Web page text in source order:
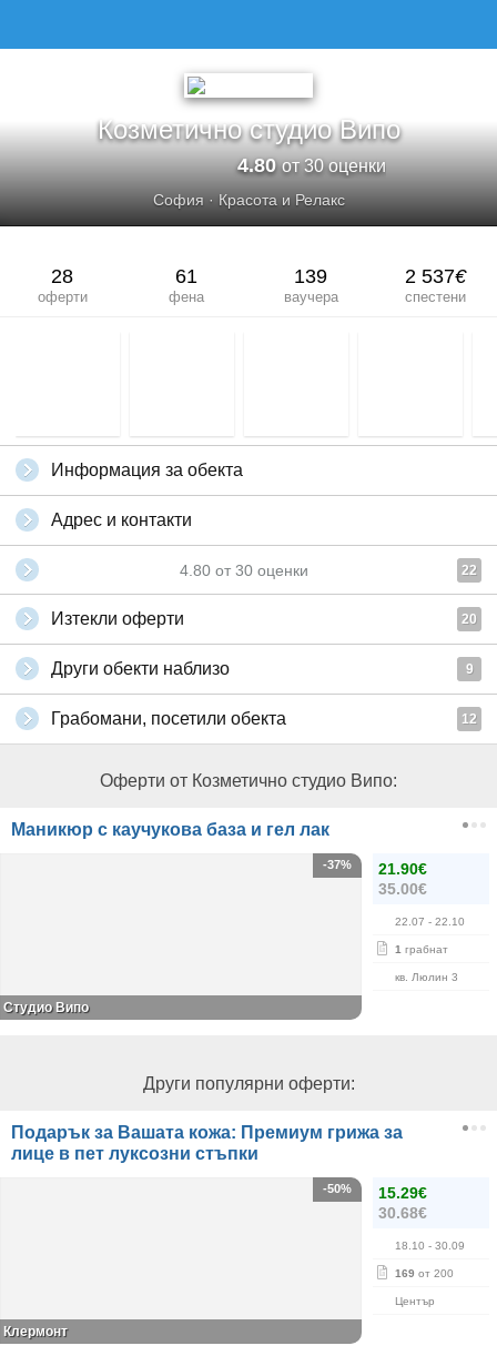
Козметично студио Випо
4.80от 30 оценки
София· Красота и Релакс
28
оферти
61
фена
139
ваучера
2 537€
спестени
Информация за обекта
Адрес и контакти
4.80 от 30 оценки 22
Изтекли оферти 20
Други обекти наблизо 9
Грабомани, посетили обекта 12
Оферти от Козметично студио Випо:
Маникюр с каучукова база и гел лак
21.90€
35.00€
22.07 - 22.10
1 грабнат
кв. Люлин 3
-37%
Студио Випо
Други популярни оферти:
Подарък за Вашата кожа: Премиум грижа за
лице в пет луксозни стъпки
15.29€
30.68€
18.10 - 30.09
169 от 200
Център
-50%
Клермонт